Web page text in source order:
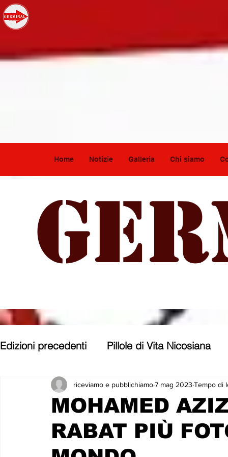
Home Notizie Galleria Chi siamo
Edizioni precedenti Pillole di Vita Nicosiana
Parole, pensieri, opere e opinioni
Con gli occhi di uno Zoomer Politica
MOHAMED
RABAT PIÙ
riceviamo e pubblichiamo7 mag 2023 Tempo di